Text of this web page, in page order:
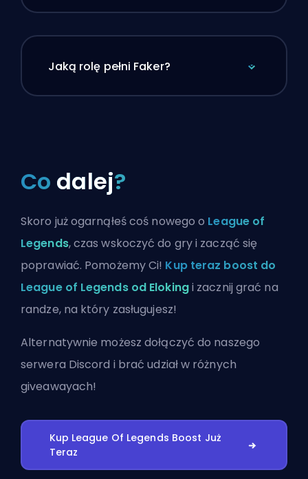
Jaką rolę pełni Faker?
Co dalej?
Skoro już ogarnąłeś coś nowego o League of
Legends, czas wskoczyć do gry i zacząć się
poprawiać. Pomożemy Ci! Kup teraz boost do
League of Legends od Elokingi zacznij grać na
randze, na który zasługujesz!
Alternatywnie możeszdołączyć do naszego
serwera Discord i brać udział w różnych
giveawayach!
Kup League Of Legends Boost Już
Teraz